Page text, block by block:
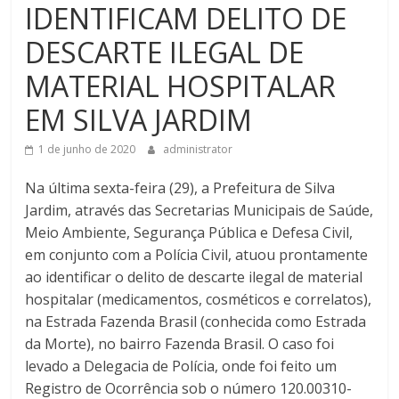
IDENTIFICAM DELITO DE
DESCARTE ILEGAL DE
MATERIAL HOSPITALAR
EM SILVA JARDIM
1 de junho de 2020 administrator
Na última sexta-feira (29), a Prefeitura de Silva
Jardim, através das Secretarias Municipais de Saúde,
Meio Ambiente, Segurança Pública e Defesa Civil,
em conjunto com a Polícia Civil, atuou prontamente
ao identificar o delito de descarte ilegal de material
hospitalar (medicamentos, cosméticos e correlatos),
na Estrada Fazenda Brasil (conhecida como Estrada
da Morte), no bairro Fazenda Brasil. O caso foi
levado a Delegacia de Polícia, onde foi feito um
Registro de Ocorrência sob o número 120.00310-